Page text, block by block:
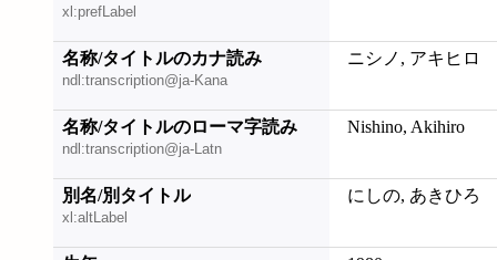
xl:prefLabel
名称/タイトルのカナ読み
ndl:transcription@ja-Kana
ニシノ, アキヒロ
名称/タイトルのローマ字読み
ndl:transcription@ja-Latn
Nishino, Akihiro
別名/別タイトル
xl:altLabel
にしの, あきひろ